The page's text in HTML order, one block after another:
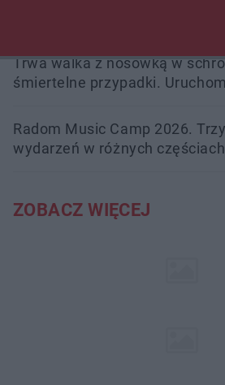
Trwa walka z nosówką w
śmiertelne przypadki.
Radom Music Camp 2026.
wydarzeń w różnych
ZOBACZ WIĘCEJ